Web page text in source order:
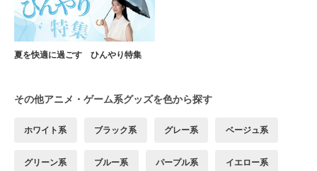
夏を快適に過ごす ひんやり特集
その他アニメ・ゲーム系グッズを色から探す
ホワイト系 ブラック系 グレー系 ベージュ系
グリーン系 ブルー系 パープル系 イエロー系